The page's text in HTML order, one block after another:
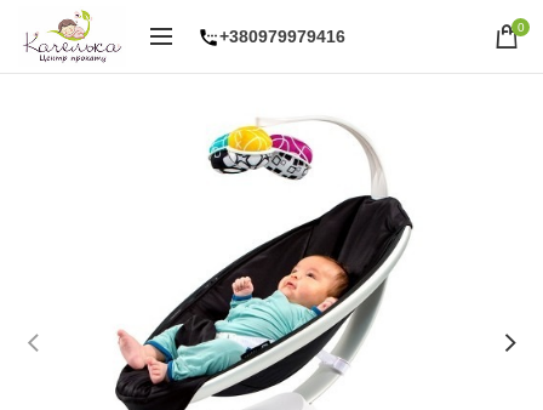
+380979979416 0